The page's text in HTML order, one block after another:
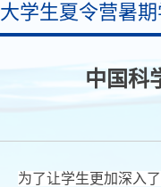
大学生夏令营暑
中国科
为了让学生更加深入